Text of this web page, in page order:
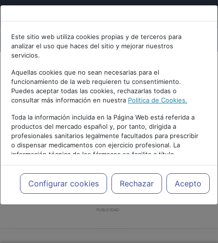
Este sitio web utiliza cookies propias y de terceros para
analizar el uso que haces del sitio y mejorar nuestros
servicios.
Aquellas cookies que no sean necesarias para el
funcionamiento de la web requieren tu consentimiento.
Puedes aceptar todas las cookies, rechazarlas todas o
consultar más información en nuestra Política de Cookies.
Toda la información incluida en la Página Web está referida a
productos del mercado español y, por tanto, dirigida a
profesionales sanitarios legalmente facultados para prescribir
o dispensar medicamentos con ejercicio profesional. La
información técnica de los fármacos se facilita a título
meramente informativo, siendo responsabilidad de los
profesionales facultados prescribir medicamentos y decidir, en
cada caso concreto, el tratamiento más adecuado a las
necesidades del paciente.
Configurar cookies Rechazar Acepto
PUBLICIDAD